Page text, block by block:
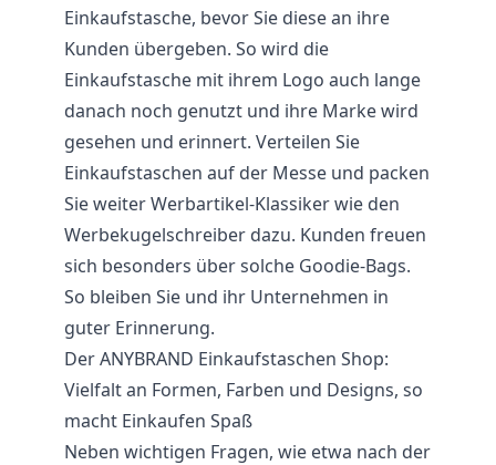
Einkaufstasche, bevor Sie diese an ihre
Kunden übergeben. So wird die
Einkaufstasche mit ihrem Logo auch lange
danach noch genutzt und ihre Marke wird
gesehen und erinnert. Verteilen Sie
Einkaufstaschen auf der Messe und packen
Sie weiter Werbartikel-Klassiker wie den
Werbekugelschreiber dazu. Kunden freuen
sich besonders über solche Goodie-Bags.
So bleiben Sie und ihr Unternehmen in
guter Erinnerung.
Der ANYBRAND Einkaufstaschen Shop:
Vielfalt an Formen, Farben und Designs, so
macht Einkaufen Spaß
Neben wichtigen Fragen, wie etwa nach der